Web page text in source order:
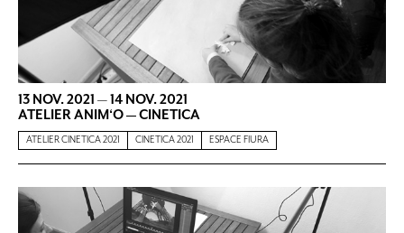
13 NOV. 2021 —14 NOV. 2021
ATELIER ANIM‘O — CINETICA
ATELIER CINETICA 2021 CINETICA 2021 ESPACE FIURA